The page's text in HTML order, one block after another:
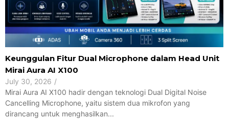
Keunggulan Fitur Dual Microphone dalam Head Unit
Mirai Aura AI X100
July 30, 2026 /
Mirai Aura AI X100 hadir dengan teknologi Dual Digital Noise
Cancelling Microphone, yaitu sistem dua mikrofon yang
dirancang untuk menghasilkan...